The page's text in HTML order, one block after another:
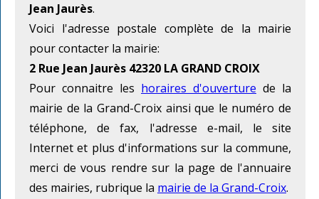
Jean Jaurès.
Voici l'adresse postale complète de la mairie
pour contacter la mairie:
2 Rue Jean Jaurès 42320 LA GRAND CROIX
Pour connaitre les horaires d'ouverture de la
mairie de la Grand-Croix ainsi que le numéro de
téléphone, de fax, l'adresse e-mail, le site
Internet et plus d'informations sur la commune,
merci de vous rendre sur la page de l'annuaire
des mairies, rubrique la mairie de la Grand-Croix.